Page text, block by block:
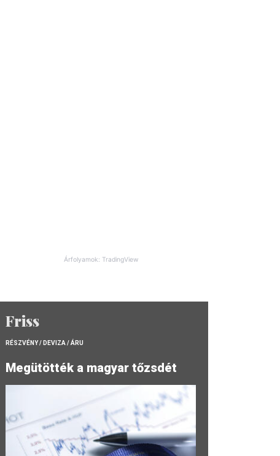
Árfolyamok: TradingView
Friss
RÉSZVÉNY / DEVIZA / ÁRU
Megütötték a magyar tőzsdét